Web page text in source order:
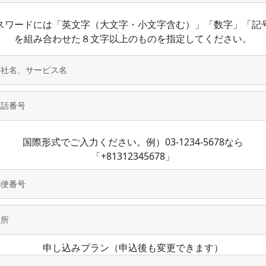
ワードには「英文字（大文字・小文字含む）」「数字」「記
を組み合わせた８文字以上のものを指定してください。
国際形式でご入力ください。例）03-1234-5678なら
「+81312345678」
申し込みプラン（申込後も変更できます）